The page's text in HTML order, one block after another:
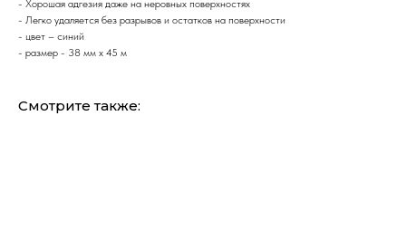
- Хорошая адгезия даже на неровных поверхностях
- Легко удаляется без разрывов и остатков на поверхности
- цвет – синий
- размер - 38 мм х 45 м
Смотрите также: